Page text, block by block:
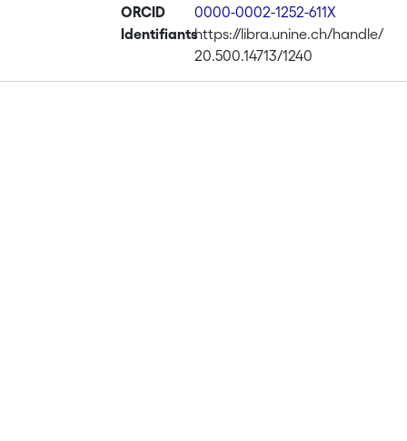
ORCID
0000-0002-1252-611X
Identifiantshttps://libra.unine.ch/handle/
20.500.14713/1240